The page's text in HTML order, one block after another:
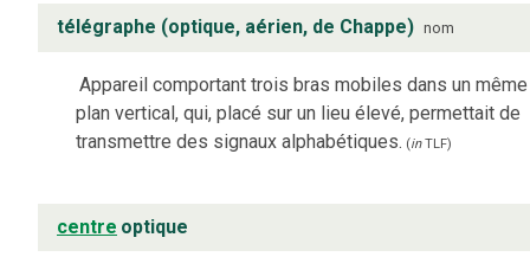
télégraphe (optique, aérien, de Chappe) nom
Appareil comportant trois bras mobiles dans un même
plan vertical, qui, placé sur un lieu élevé, permettait de
transmettre des signaux alphabétiques. (inTLF)
centre optique